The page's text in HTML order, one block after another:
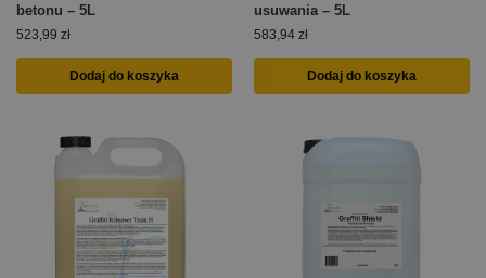
betonu – 5L
523,99 zł
Dodaj do koszyka
usuwania – 5L
583,94 zł
Dodaj do koszyka